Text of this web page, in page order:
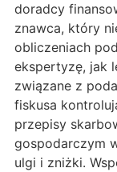
doradcy
znawca, który
obliczeniach
ekspertyzę, jak
związane z
fiskusa
przepisy
gospodarczym
ulgi i zniżki.